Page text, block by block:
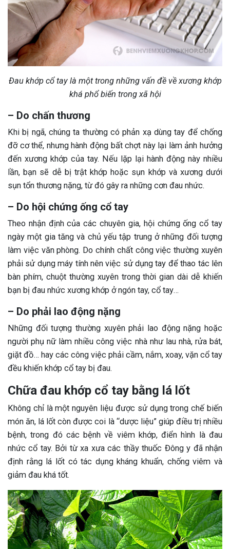
Đau khớp cổ tay là một trong những vấn đề về xương khớp
khá phổ biến trong xã hội
– Do chấn thương
Khi bị ngã, chúng ta thường có phản xạ dùng tay để chống
đỡ cơ thể, nhưng hành động bất chợt này lại làm ảnh hưởng
đến xương khớp của tay. Nếu lặp lại hành động này nhiều
lần, bạn sẽ dễ bị trật khớp hoặc sụn khớp và xương dưới
sụn tổn thương nặng, từ đó gây ra những cơn đau nhức.
– Do hội chứng ống cổ tay
Theo nhận định của các chuyên gia, hội chứng ống cổ tay
ngày một gia tăng và chủ yếu tập trung ở những đối tượng
làm việc văn phòng. Do chính chất công việc thường xuyên
phải sử dụng máy tính nên việc sử dụng tay để thao tác lên
bàn phím, chuột thường xuyên trong thời gian dài dễ khiến
bạn bị đau nhức xương khớp ở ngón tay, cổ tay…
– Do phải lao động nặng
Những đối tượng thường xuyên phải lao động nặng hoặc
người phụ nữ làm nhiều công việc nhà như lau nhà, rửa bát,
giặt đồ… hay các công việc phải cầm, nắm, xoay, vặn cổ tay
đều khiến khớp cổ tay bị đau.
Chữa đau khớp cổ tay bằng lá lốt
Không chỉ là một nguyên liệu được sử dụng trong chế biến
món ăn, lá lốt còn được coi là “dược liệu” giúp điều trị nhiều
bệnh, trong đó các bệnh về viêm khớp, điển hình là đau
nhức cổ tay. Bởi từ xa xưa các thầy thuốc Đông y đã nhận
định rằng lá lốt có tác dụng kháng khuẩn, chống viêm và
giảm đau khá tốt.